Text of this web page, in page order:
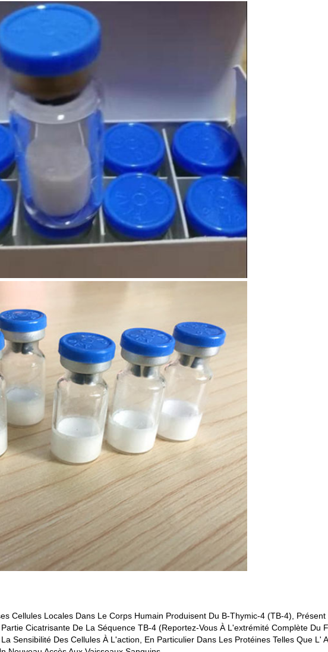
Cellules Locales Dans Le Corps Humain Produisent Du Β-Thymic-4 (TB-4),
Cicatrisante De La Séquence TB-4 (reportez-Vous À L'extrémité Complète Du
Sensibilité Des Cellules À L'action, En Particulier Dans Les Protéines Telles Que L'